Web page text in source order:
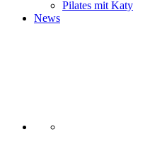
Pilates mit Katy
News